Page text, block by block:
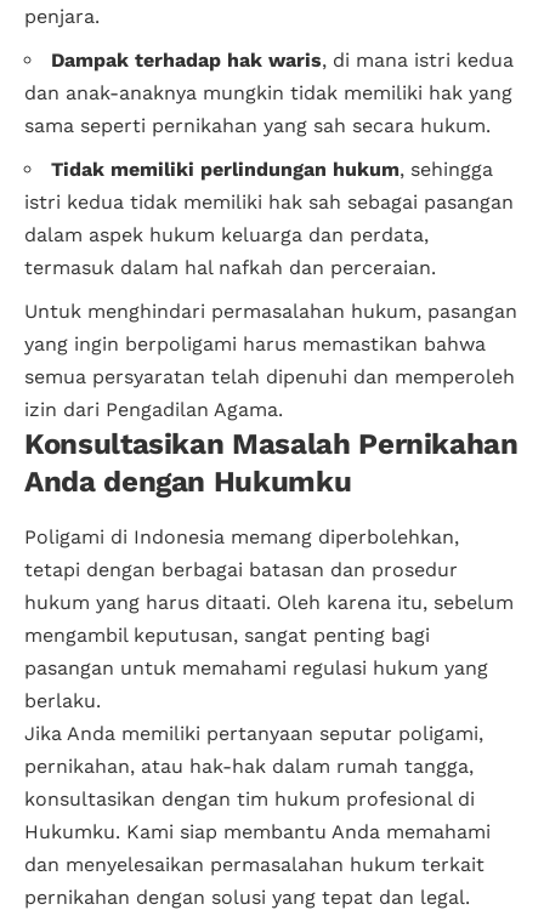
penjara.
Dampak terhadap hak waris, di mana istri kedua
dan anak-anaknya mungkin tidak memiliki hak yang
sama seperti pernikahan yang sah secara hukum.
Tidak memiliki perlindungan hukum, sehingga
istri kedua tidak memiliki hak sah sebagai pasangan
dalam aspek hukum keluarga dan perdata,
termasuk dalam hal nafkah dan perceraian.
Untuk menghindari permasalahan hukum, pasangan
yang ingin berpoligami harus memastikan bahwa
semua persyaratan telah dipenuhi dan memperoleh
izin dari Pengadilan Agama.
Konsultasikan Masalah Pernikahan
Anda dengan Hukumku
Poligami di Indonesia memang diperbolehkan,
tetapi dengan berbagai batasan dan prosedur
hukum yang harus ditaati. Oleh karena itu, sebelum
mengambil keputusan, sangat penting bagi
pasangan untuk memahami regulasi hukum yang
berlaku.
Jika Anda memiliki pertanyaan seputar poligami,
pernikahan, atau hak-hak dalam rumah tangga,
konsultasikan dengan tim hukum profesional di
Hukumku. Kami siap membantu Anda memahami
dan menyelesaikan permasalahan hukum terkait
pernikahan dengan solusi yang tepat dan legal.